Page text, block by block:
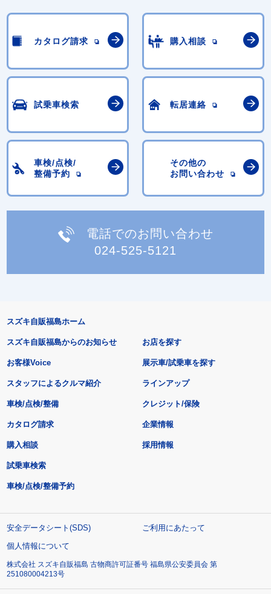
カタログ請求 購入相談
試乗車検索 転居連絡
車検/点検/
整備予約
その他の
お問い合わせ
電話でのお問い合わせ
024-525-5121
スズキ自販福島ホーム
スズキ自販福島からのお知らせ
お客様Voice
スタッフによるクルマ紹介
お店を探す
展示車/試乗車を探す
ラインアップ
車検/点検/整備 クレジット/保険
カタログ請求
購入相談
試乗車検索
車検/点検/整備予約
企業情報
採用情報
安全データシート(SDS)
ご利用にあたって
個人情報について
株式会社 スズキ自販福島 古物商許可証番号 福島県公安委員会 第
251080004213号